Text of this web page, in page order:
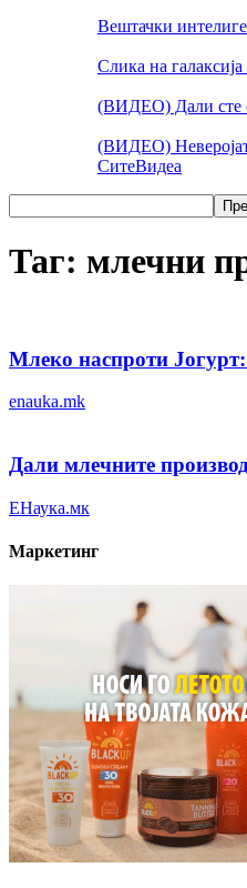
Вештачки
Слика на
(ВИДЕО) Дали сте
(ВИДЕО)
СитеВидеа
Таг: млечни
Млеко наспроти
enauka.mk
Дали млечните
ЕНаука.мк
Маркетинг